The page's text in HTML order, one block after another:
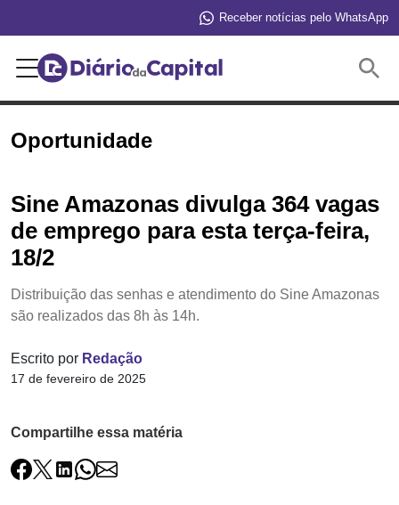
Receber notícias pelo WhatsApp
Oportunidade
Sine Amazonas divulga 364 vagas
de emprego para esta terça-feira,
18/2
Distribuição das senhas e atendimento do Sine Amazonas
são realizados das 8h às 14h.
Escrito por Redação
17 de fevereiro de 2025
Compartilhe essa matéria